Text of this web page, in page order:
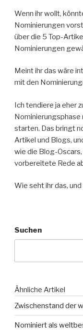
Wenn ihr wollt,
Nominierungen
über die 5 Top-
Nominierungen
Meint ihr das wäre
mit den
Ich tendiere ja eher
Nominierungsphase
starten. Das bringt
Artikel und Blogs,
wie die Blog-
vorbereitete Rede
Wie seht ihr das,
Suchen
Ähnliche Artikel
Zwischenstand der
Nominiert als